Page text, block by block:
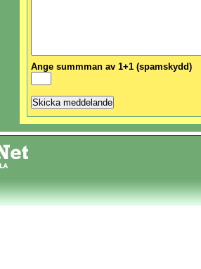
Ange summman av 1+1 (spamskydd)